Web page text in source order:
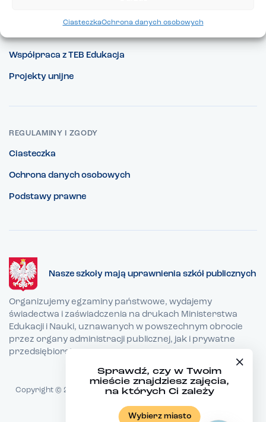
CiasteczkaOchrona danych osobowych
Sprawdź, czy w Twoim
mieście znajdziesz zajęcia,
na których Ci zależy
Wybierz miasto
Współpraca z TEB Edukacja
Projekty unijne
REGULAMINY I ZGODY
Ciasteczka
Ochrona danych osobowych
Podstawy prawne
Nasze szkoły mają uprawnienia szkół publicznych
Organizujemy egzaminy państwowe, wydajemy
świadectwa i zaświadczenia na drukach Ministerstwa
Edukacji i Nauki, uznawanych w powszechnym obrocie
przez organy administracji publicznej, jak i prywatne
przedsiębiorstwa.
Copyright © 2026 TEB Edukacja - Wszystkie prawa zastrzeżone